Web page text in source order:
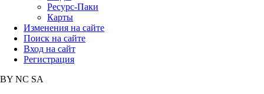
Ресурс-Паки
Карты
Изменения на сайте
Поиск на сайте
Вход на сайт
Регистрация
BY NC SA